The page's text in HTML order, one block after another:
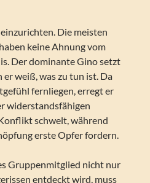
Die meisten
keine Ahnung vom
Der dominante Gino setzt
er weiß, was zu tun ist. Da
fernliegen, erregt er
widerstandsfähigen
schwelt, während
erste Opfer fordern.
Gruppenmitglied nicht nur
entdeckt wird, muss